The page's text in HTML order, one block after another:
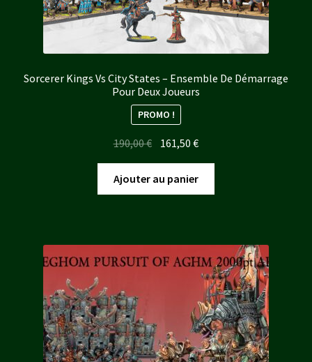
Sorcerer Kings Vs City States – Ensemble De Démarrage
Pour Deux Joueurs
PROMO !
190,00€ Le
prix
initial
était :
161,50€Le
prix
actuel
est :
Ajouter au panier